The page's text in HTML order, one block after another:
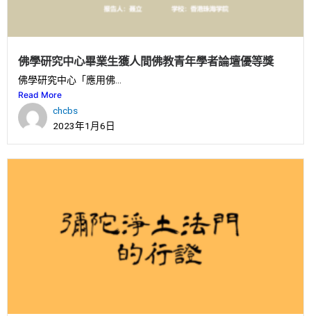
佛學研究中心畢業生獲人間佛教青年學者論壇優等獎
佛學研究中心「應用佛...
Read More
chcbs
2023年1月6日